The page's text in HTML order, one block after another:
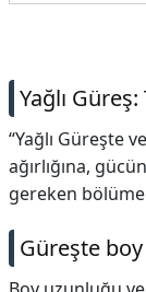
Yağlı
“Yağlı Güreşte
ağırlığına,
gereken
Güreşte